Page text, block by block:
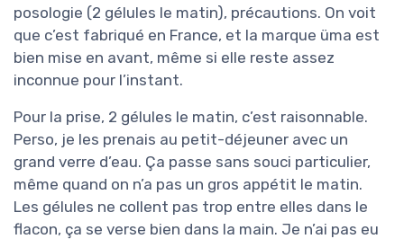
posologie (2 gélules le matin), précautions. On voit
que c’est fabriqué en France, et la marque üma est
bien mise en avant, même si elle reste assez
inconnue pour l’instant.
Pour la prise, 2 gélules le matin, c’est raisonnable.
Perso, je les prenais au petit-déjeuner avec un
grand verre d’eau. Ça passe sans souci particulier,
même quand on n’a pas un gros appétit le matin.
Les gélules ne collent pas trop entre elles dans le
flacon, ça se verse bien dans la main. Je n’ai pas eu